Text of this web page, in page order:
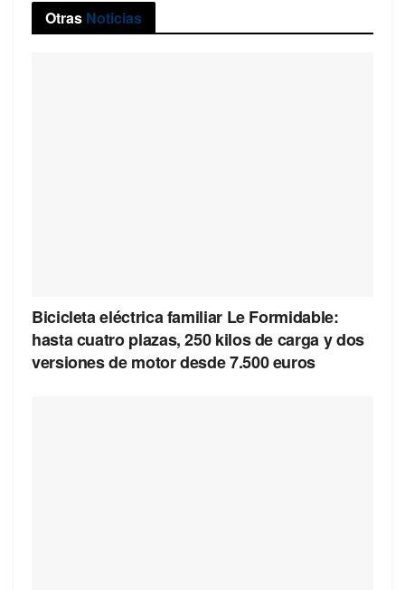
Otras Noticias
Bicicleta eléctrica familiar Le Formidable:
hasta cuatro plazas, 250 kilos de carga y dos
versiones de motor desde 7.500 euros